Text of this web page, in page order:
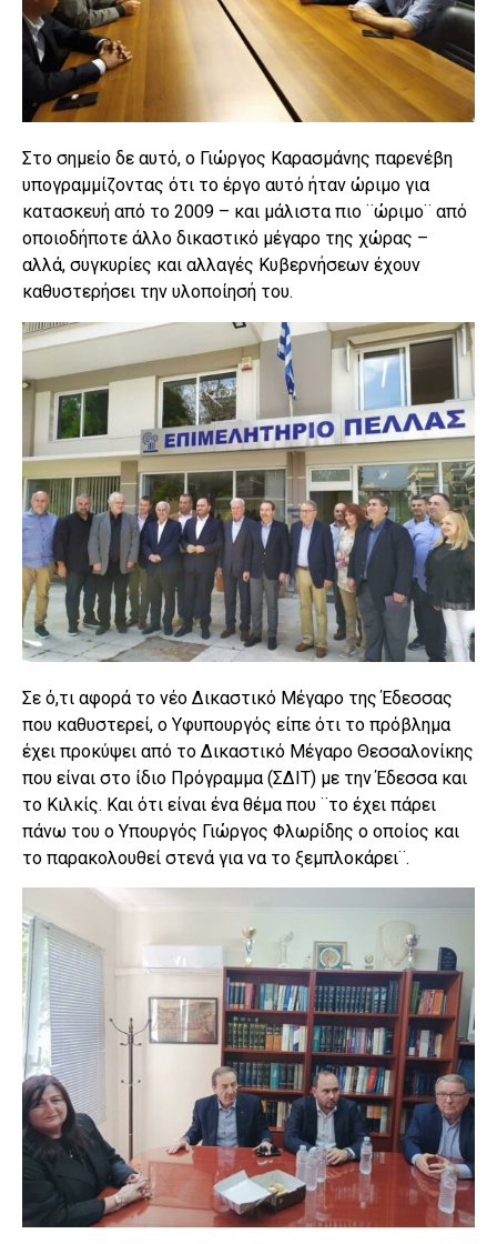
Στο σημείο δε αυτό, ο Γιώργος Καρασμάνης παρενέβη
υπογραμμίζοντας ότι το έργο αυτό ήταν ώριμο για
κατασκευή από το 2009 – και μάλιστα πιο ¨ώριμο¨ από
οποιοδήποτε άλλο δικαστικό μέγαρο της χώρας –
αλλά, συγκυρίες και αλλαγές Κυβερνήσεων έχουν
καθυστερήσει την υλοποίησή του.
Σε ό,τι αφορά το νέο Δικαστικό Μέγαρο της Έδεσσας
που καθυστερεί, ο Υφυπουργός είπε ότι το πρόβλημα
έχει προκύψει από το Δικαστικό Μέγαρο Θεσσαλονίκης
που είναι στο ίδιο Πρόγραμμα (ΣΔΙΤ) με την Έδεσσα και
το Κιλκίς. Και ότι είναι ένα θέμα που ¨το έχει πάρει
πάνω του ο Υπουργός Γιώργος Φλωρίδης ο οποίος και
το παρακολουθεί στενά για να το ξεμπλοκάρει¨.